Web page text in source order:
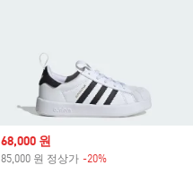
Sale price
68,000 원
85,000 원 정상가 -20%